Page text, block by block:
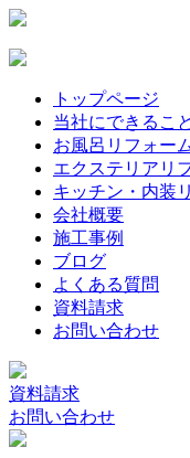
トップページ
当社にできること
お風呂リフォー
エクステリアリ
キッチン・内装
会社概要
施工事例
ブログ
よくある質問
資料請求
お問い合わせ
資料請求
お問い合わせ